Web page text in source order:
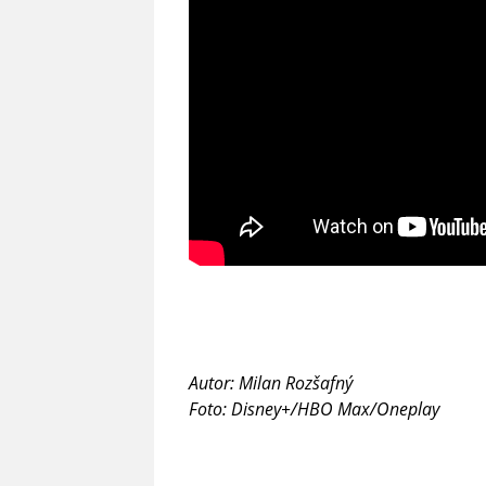
Autor: Milan Rozšafný
Foto: Disney+/HBO Max/Oneplay